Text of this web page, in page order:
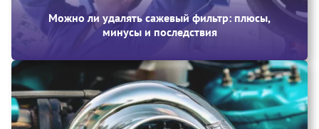
Можно ли удалять сажевый фильтр: плюсы,
минусы и последствия